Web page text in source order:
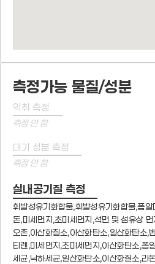
측정가능 물질/성분
악취 측정
측정 안 함
대기 성분 측정
측정 안 함
실내공기질 측정
휘발성유기화합물,휘발성유기화합물,폼
돈,미세먼지,초미세먼지,석면 및 섬유상
오존,이산화질소,이산화탄소,일산화탄소,
티렌,미세먼지,초미세먼지,이산화탄소,폼
세균,낙하세균,일산화탄소,이산화질소,라